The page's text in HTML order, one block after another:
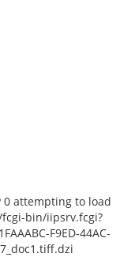
0 attempting to load
bin/iipsrv.fcgi?
F9ED-44AC-